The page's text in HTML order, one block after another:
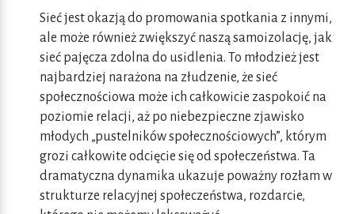
Sieć jest okazją do promowania spotkania z innymi,
ale może również zwiększyć naszą samoizolację, jak
sieć pajęcza zdolna do usidlenia. To młodzież jest
najbardziej narażona na złudzenie, że sieć
społecznościowa może ich całkowicie zaspokoić na
poziomie relacji, aż po niebezpieczne zjawisko
młodych „pustelników społecznościowych”, którym
grozi całkowite odcięcie się od społeczeństwa. Ta
dramatyczna dynamika ukazuje poważny rozłam w
strukturze relacyjnej społeczeństwa, rozdarcie,